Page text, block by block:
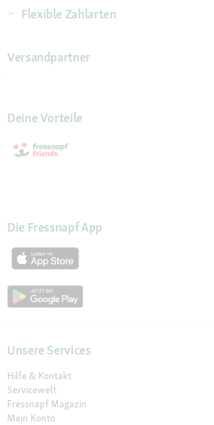
Flexible Zahlarten
Versandpartner
Deine Vorteile
Die Fressnapf App
Unsere Services
Hilfe & Kontakt
Servicewelt
Fressnapf Magazin
Mein Konto